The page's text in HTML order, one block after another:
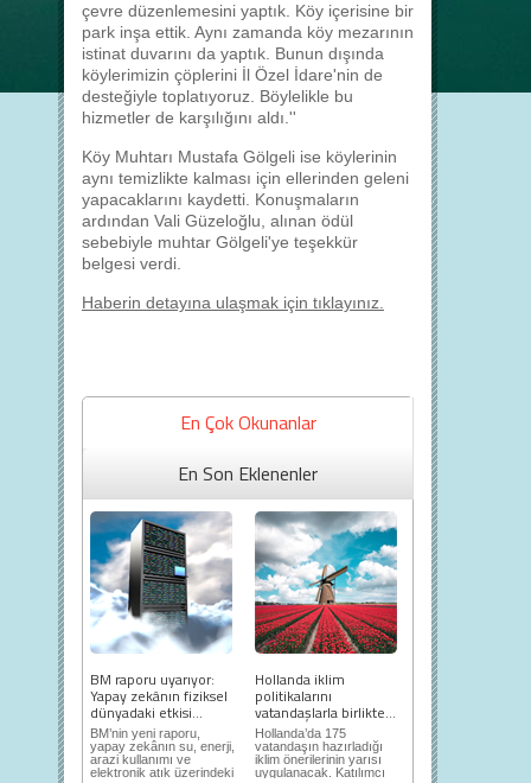
çevre düzenlemesini yaptık. Köy içerisine bir
park inşa ettik. Aynı zamanda köy mezarının
istinat duvarını da yaptık. Bunun dışında
köylerimizin çöplerini İl Özel İdare'nin de
desteğiyle toplatıyoruz. Böylelikle bu
hizmetler de karşılığını aldı.''
Köy Muhtarı Mustafa Gölgeli ise köylerinin
aynı temizlikte kalması için ellerinden geleni
yapacaklarını kaydetti. Konuşmaların
ardından Vali Güzeloğlu, alınan ödül
sebebiyle muhtar Gölgeli'ye teşekkür
belgesi verdi.
Haberin detayına ulaşmak için tıklayınız.
En Çok Okunanlar
En Son Eklenenler
BM raporu uyarıyor:
Yapay zekânın fiziksel
dünyadaki etkisi...
BM’nin yeni raporu,
yapay zekânın su, enerji,
arazi kullanımı ve
elektronik atık üzerindeki
Hollanda iklim
politikalarını
vatandaşlarla birlikte...
Hollanda’da 175
vatandaşın hazırladığı
iklim önerilerinin yarısı
uygulanacak. Katılımcı